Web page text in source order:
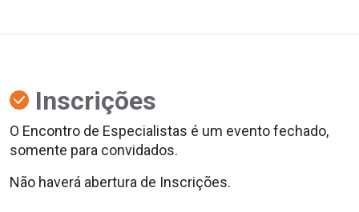
Inscrições
O Encontro de Especialistas é um evento fechado,
somente para convidados.
Não haverá abertura de Inscrições.